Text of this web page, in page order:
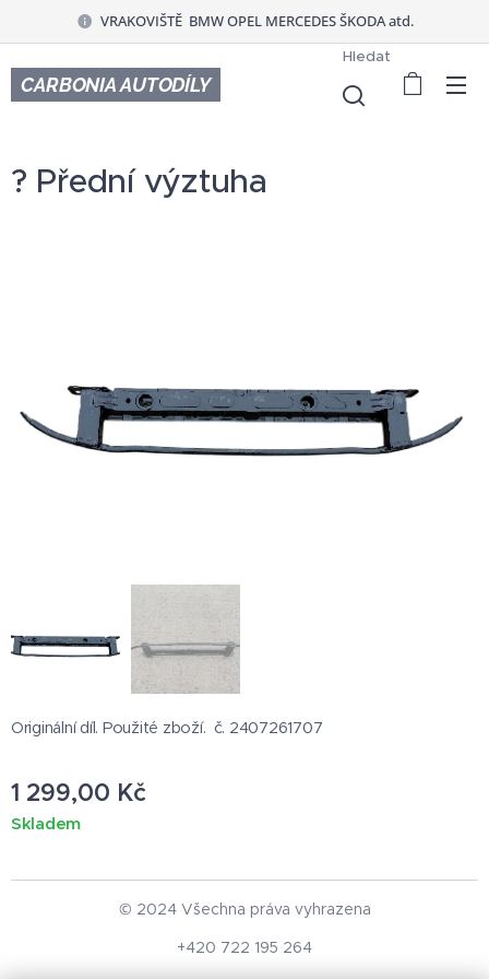
VRAKOVIŠTĚ BMW OPEL MERCEDES ŠKODA atd.
CARBONIA AUTODÍLY
Hledat
? Přední výztuha
Originální díl. Použité zboží. č. 2407261707
1 299,00 Kč
Skladem
© 2024 Všechna práva vyhrazena
+420 722 195 264